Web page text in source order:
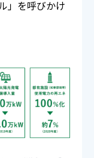
」を呼びかけ